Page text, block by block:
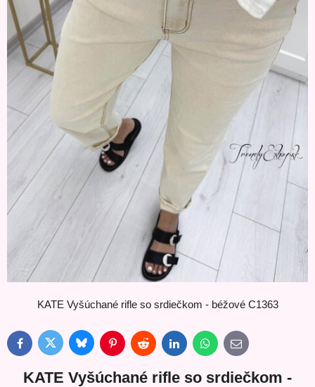
KATE Vyšúchané rifle so srdiečkom - béžové C1363
FacebookTwitter BlueskyPinterestReddit LinkedInWhatsApp
E-
mail
KATE Vyšúchané rifle so srdiečkom -